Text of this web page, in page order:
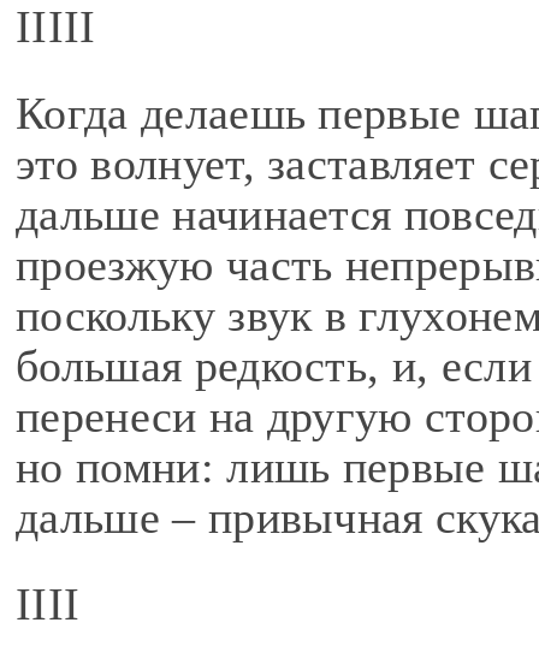
IIIII
Когда делаешь первые
это волнует, заставляет
дальше начинается
проезжую часть
поскольку звук в
большая редкость, и,
перенеси на другую
но помни: лишь первые
дальше – привычная
IIII